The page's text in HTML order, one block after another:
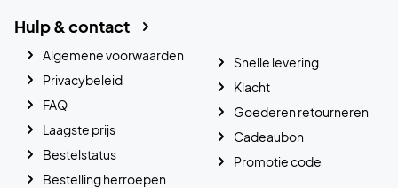
Hulp & contact
Algemene voorwaarden
Privacybeleid
FAQ
Laagste prijs
Bestelstatus
Bestelling herroepen
Snelle levering
Klacht
Goederen retourneren
Cadeaubon
Promotie code